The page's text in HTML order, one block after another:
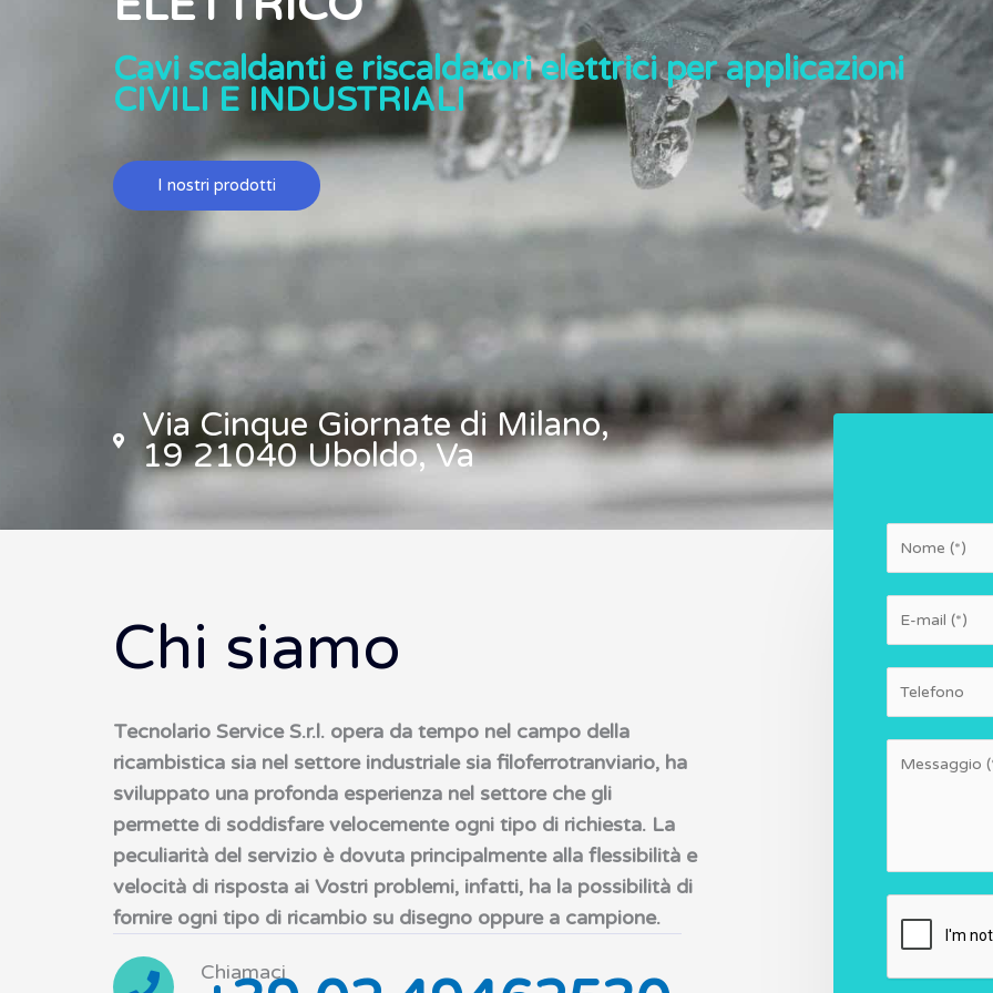
Cavi scaldanti e riscaldatori elettrici per applicazioni
CIVILI E INDUSTRIALI
I nostri prodotti
Via Cinque Giornate di Milano,
19 21040 Uboldo, Va
Chi siamo
Tecnolario Service S.r.l. opera da tempo nel campo della
ricambistica sia nel settore industriale sia filoferrotranviario, ha
sviluppato una profonda esperienza nel settore che gli
permette di soddisfare velocemente ogni tipo di richiesta. La
peculiarità del servizio è dovuta principalmente alla flessibilità e
velocità di risposta ai Vostri problemi, infatti, ha la possibilità di
fornire ogni tipo di ricambio su disegno oppure a campione.
Chiamaci
m
m
a
l
N
u
mM
a
i